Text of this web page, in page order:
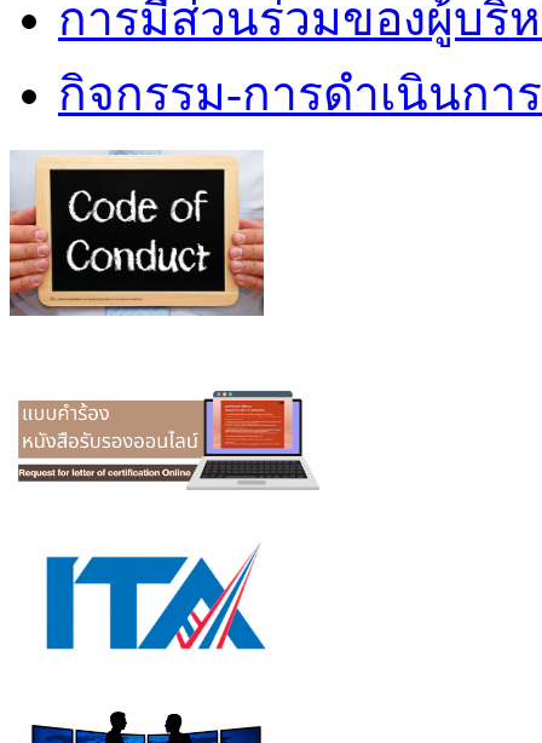
การมีส่วนร่วมของผู้บริ
กิจกรรม-การดำเนินก